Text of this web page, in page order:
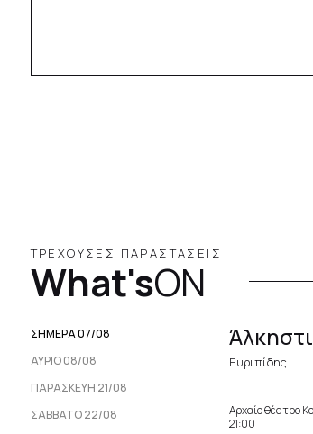
ΤΡΕΧΟΥΣΕΣ ΠΑΡΑΣΤΑΣΕΙΣ
What'sON
ΣΗΜΕΡΑ 07/08
ΑΥΡΙΟ 08/08
ΠΑΡΑΣΚΕΥΉ 21/08
ΣΆΒΒΑΤΟ 22/08
Ευριπίδης
Αρχαίο θέατρο
21:00